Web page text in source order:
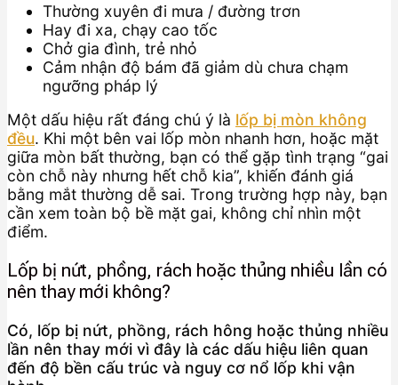
Thường xuyên đi mưa / đường trơn
Hay đi xa, chạy cao tốc
Chở gia đình, trẻ nhỏ
Cảm nhận độ bám đã giảm dù chưa chạm
ngưỡng pháp lý
Một dấu hiệu rất đáng chú ý là lốp bị mòn không
đều. Khi một bên vai lốp mòn nhanh hơn, hoặc mặt
giữa mòn bất thường, bạn có thể gặp tình trạng “gai
còn chỗ này nhưng hết chỗ kia”, khiến đánh giá
bằng mắt thường dễ sai. Trong trường hợp này, bạn
cần xem toàn bộ bề mặt gai, không chỉ nhìn một
điểm.
Lốp bị nứt, phồng, rách hoặc thủng nhiều lần có
nên thay mới không?
Có, lốp bị nứt, phồng, rách hông hoặc thủng nhiều
lần nên thay mới vì đây là các dấu hiệu liên quan
đến độ bền cấu trúc và nguy cơ nổ lốp khi vận